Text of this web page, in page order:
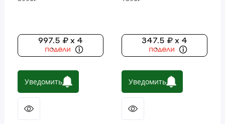
кокосовое масло первого
997.5 ₽ x 4
Уведомить
кокосовое масло первого
347.5 ₽ x 4
Уведомить